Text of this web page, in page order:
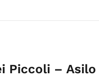
Piccoli –